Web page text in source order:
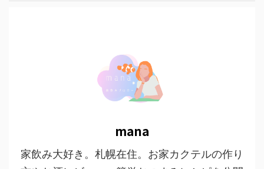
mana
家飲み大好き。札幌在住。お家カクテルの作り